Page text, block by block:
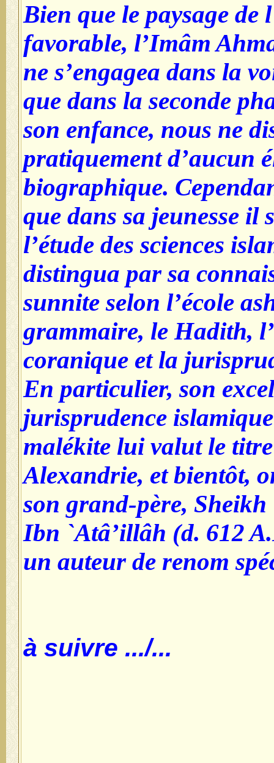
Bien que le paysage de
favorable, l’Imâm
ne s’engagea dans la
que dans la seconde
son enfance, nous ne
pratiquement d’aucun
biographique.
que dans sa jeunesse il
l’étude des sciences
distingua par sa
sunnite selon l’école
grammaire, le Hadith,
coranique et la
En particulier, son
jurisprudence
malékite lui valut le
Alexandrie, et bientôt,
son grand-père,
Ibn `Atâ’illâh (d. 612
un auteur de renom
.../... à suivre